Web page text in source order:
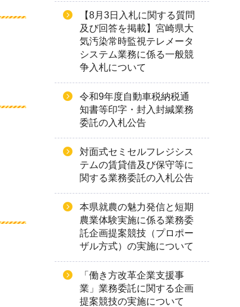
【8月3日入札に関する質問
及び回答を掲載】宮崎県大
気汚染常時監視テレメータ
システム業務に係る一般競
争入札について
令和9年度自動車税納税通
知書等印字・封入封緘業務
委託の入札公告
対面式セミセルフレジシス
テムの賃貸借及び保守等に
関する業務委託の入札公告
本県就農の魅力発信と短期
農業体験実施に係る業務委
託企画提案競技（プロポー
ザル方式）の実施について
「働き方改革企業支援事
業」業務委託に関する企画
提案競技の実施について